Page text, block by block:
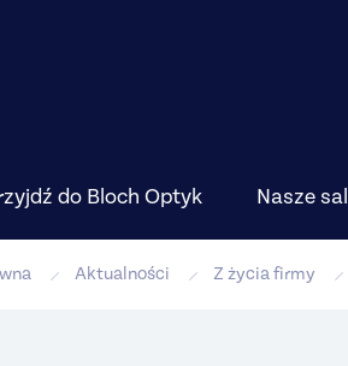
do Bloch Optyk Nasze
Aktualności Z życia firmy